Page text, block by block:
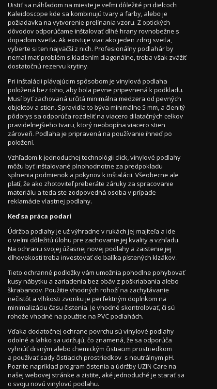
Uistiť sa náhľadom na mieste je veľmi dôležité pri dielcoch
Kaleidoscope kde sa kombinujú tvary a farby, alebo je
požiadavka na vytvorenie prelínania vzoru. Z optických
dôvodov odporúčame inštalovať dlhé hrany rovnobežne s
dopadom svetla. Ak existuje viac ako jeden zdroj svetla,
vyberte si ten najväčší z nich. Profesionálny podlahár by
nemal mať problém s kladením diagonálne, treba však zvážiť
dostatočnú rezervu krytiny.
Pri inštalácii plávajúcim spôsobom je vinylová podlaha
položená bez toho, aby bola pevne pripevnená k podkladu.
Musí byť zachovaná určitá minimálna medzera od pevných
objektov a stien. Spravidla to býva minimálne 5 mm, a členitý
pôdorys sa odporúča rozdeliť na viacero dilatačných celkov
pravidelnejšieho tvaru, ktorý neobopína viacero stien
zároveň. Podlaha je pripravená na používanie ihneď po
položení.
Vzhľadom k jednoduchej technológii click, vinylové podlahy
môžu byť inštalované plnohodnotne za predpokladu
splnenia podmienok a pokynov k inštalácii. Všeobecne ale
platí, že ako zhotoviteľ preberáte záruky za spracovanie
materiálu a teda ste zodpovedná osoba v prípade
reklamácie vlastnej podlahy.
Keď sa práca podarí
Údržba podlahy je už výhradne v rukách jej majiteľa a ide
o veľmi dôležitú úlohu pre zachovanie jej kvality a vzhľadu.
Na ochranu svojej úžasnej novej podlahy a zaistenie jej
dlhovekosti treba investovať do balíka plstených klzákov.
Tieto ochranné podložky vám umožnia pohodlne pohybovať
kusy nábytku a zariadenia bez obáv z poškriabania alebo
škrabancov. Použitie vhodných rohoží na zachytávanie
nečistôt a vlhkosti zvonku je perfektným doplnkom na
minimalizáciu času čistenia. Je vhodné skontrolovať, či sú
rohože vhodné na použitie na PVC podlahách.
Vďaka dodatočnej ochrane povrchu sú vinylové podlahy
odolné a ľahko sa udržujú, čo znamená, že sa odporúča
vyhnúť drsným alebo chemickým čistiacim prostriedkom
a používať sady čistiacich prostriedkov s neutrálnym pH.
Pozrite napríklad program čistenia a údržby UZIN Care na
našej webovej stránke a zistite, aké jednoduché je starať sa
o svoju novú vinylovú podlahu.